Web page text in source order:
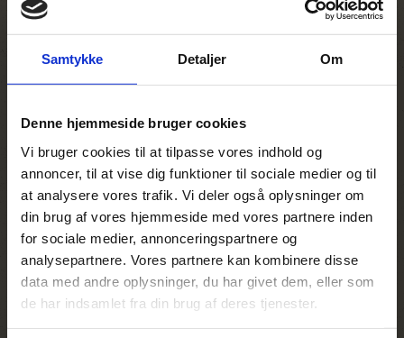
Samtykke Detaljer Om
Denne hjemmeside bruger cookies
Vi bruger cookies til at tilpasse vores indhold og
annoncer, til at vise dig funktioner til sociale medier og til
at analysere vores trafik. Vi deler også oplysninger om
din brug af vores hjemmeside med vores partnere inden
for sociale medier, annonceringspartnere og
analysepartnere. Vores partnere kan kombinere disse
data med andre oplysninger, du har givet dem, eller som
de har indsamlet fra din brug af deres tjenester.
materialer – et projekt, der forventes at
være op til 85 % kulstofneutralt.
I restauranten bruges primært råvarer fra
farmens egen økologiske køkkenhave,
herunder frugt, grøntsager, urter, olivenolie
og kød fra fritgående dyr, hvilket sikrer en
klimavenlig og lokalt forankret
madoplevelse.
De Zeekoe ligger i et af verdens 17
biodiversitets-hotspots og arbejder aktivt
for at beskytte den unikke flora og fauna,
som gæsterne også kan opleve gennem